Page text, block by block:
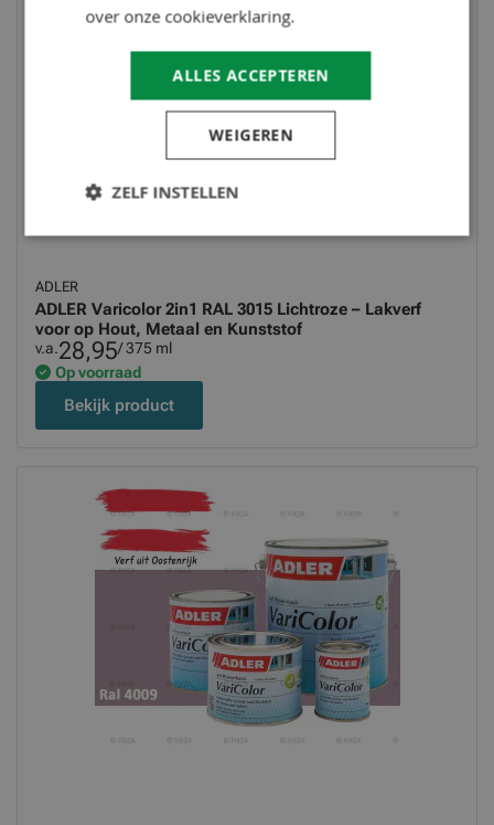
ADLER
ADLER Varicolor 2in1 RAL 3015 Lichtroze – Lakverf
voor op Hout, Metaal en Kunststof
v.a.28,95/ 375 ml
Op voorraad
Bekijk product
over onze cookieverklaring.
ALLES ACCEPTEREN
WEIGEREN
ZELF INSTELLEN